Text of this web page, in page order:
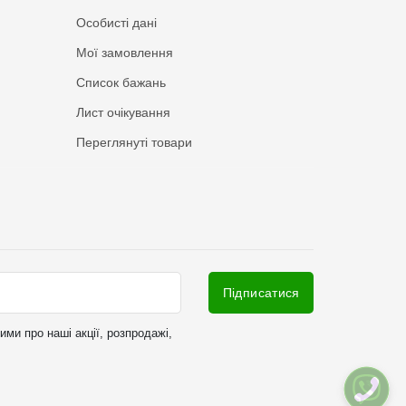
Особисті дані
Мої замовлення
Список бажань
Лист очікування
Переглянуті товари
про наші акції, розпродажі,
Підписатися